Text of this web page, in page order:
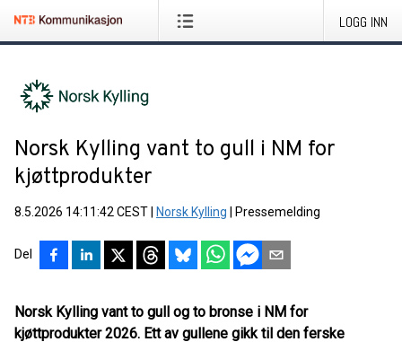
LOGG INN
Norsk Kylling vant to gull i NM for
kjøttprodukter
8.5.2026 14:11:42 CEST Norsk Kylling Pressemelding
Del
Norsk Kylling vant to gull og to bronse i NM for
kjøttprodukter 2026. Ett av gullene gikk til den ferske